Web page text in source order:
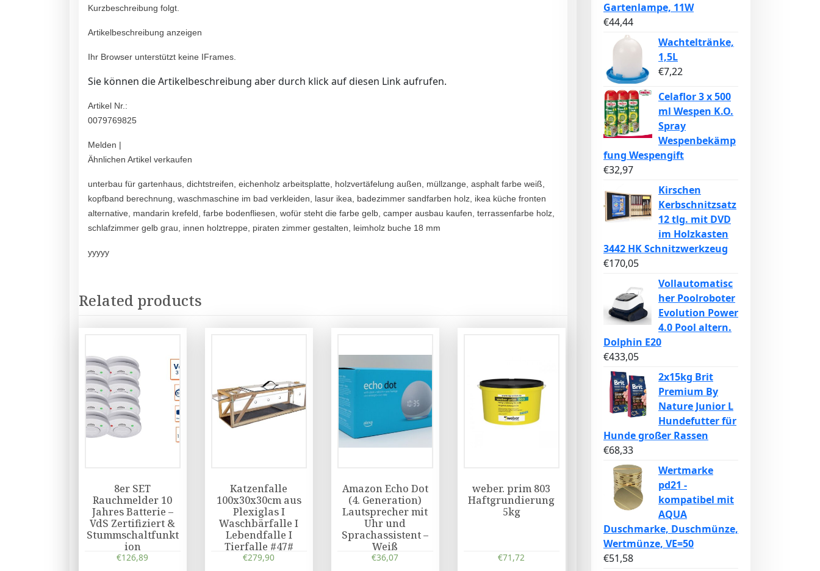
Kurzbeschreibung folgt.
Artikelbeschreibung anzeigen
Ihr Browser unterstützt keine IFrames.
Sie können die Artikelbeschreibung aber durch klick auf diesen Link aufrufen.
Artikel Nr.:
0079769825
Melden |
Ähnlichen Artikel verkaufen
unterbau für gartenhaus, dichtstreifen, eichenholz arbeitsplatte, holzvertäfelung außen, müllzange, asphalt farbe weiß,
kopfband berechnung, waschmaschine im bad verkleiden, lasur ikea, badezimmer sandfarben holz, ikea küche fronten
alternative, mandarin krefeld, farbe bodenfliesen, wofür steht die farbe gelb, camper ausbau kaufen, terrassenfarbe holz,
schlafzimmer gelb grau, innen holztreppe, piraten zimmer gestalten, leimholz buche 18 mm
yyyyy
Related products
8er SET
Rauchmelder 10
Jahres Batterie –
VdS Zertifiziert &
Stummschaltfunkt
ion
€126,89
Katzenfalle
100x30x30cm aus
Plexiglas I
Waschbärfalle I
Lebendfalle I
Tierfalle #47#
€279,90
Amazon Echo Dot
(4. Generation)
Lautsprecher mit
Uhr und
Sprachassistent –
Weiß
€36,07
weber. prim 803
Haftgrundierung
5kg
€71,72
Gartenlampe, 11W
€44,44
Wachteltränke,
1,5L
€7,22
Celaflor 3 x 500
ml Wespen K.O.
Spray
Wespenbekämp
fung Wespengift
€32,97
Kirschen
Kerbschnitzsatz
12 tlg. mit DVD
im Holzkasten
3442 HK Schnitzwerkzeug
€170,05
Vollautomatisc
her Poolroboter
Evolution Power
4.0 Pool altern.
Dolphin E20
€433,05
2x15kg Brit
Premium By
Nature Junior L
Hundefutter für
Hunde großer Rassen
€68,33
Wertmarke
pd21 -
kompatibel mit
AQUA
Duschmarke, Duschmünze,
Wertmünze, VE=50
€51,58